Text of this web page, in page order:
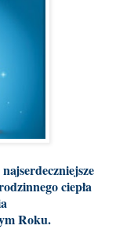
ciepła
Roku.